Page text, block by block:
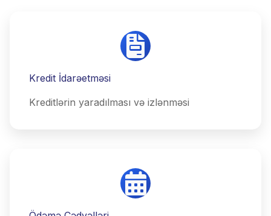
Kredit İdarəetməsi
Kreditlərin yaradılması və izlənməsi